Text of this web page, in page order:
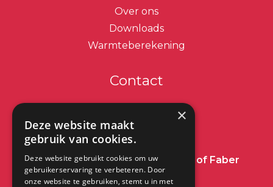
Over ons
Downloads
Warmteberekening
Contact
+31 (0) 513 78 98 80
Heeft u een vraag over Dimplex of Faber
Haarden?
Klik dan hier
×
Deze website maakt
gebruik van cookies.
Deze website gebruikt cookies om uw
gebruikerservaring te verbeteren. Door
onze website te gebruiken, stemt u in met